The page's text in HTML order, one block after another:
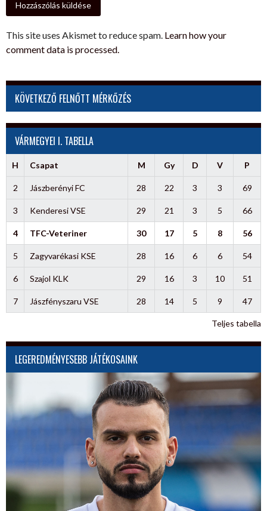
This site uses Akismet to reduce spam. Learn how your
comment data is processed.
KÖVETKEZŐ FELNŐTT MÉRKŐZÉS
VÁRMEGYEI I. TABELLA
H Csapat M Gy D V P
2 Jászberényi FC 28 22 3 3 69
3 Kenderesi VSE 29 21 3 5 66
4 TFC-Veteriner 30 17 5 8 56
5 Zagyvarékasi KSE 28 16 6 6 54
6 Szajol KLK 29 16 3 10 51
7 Jászfényszaru VSE 28 14 5 9 47
Teljes tabella
LEGEREDMÉNYESEBB JÁTÉKOSAINK